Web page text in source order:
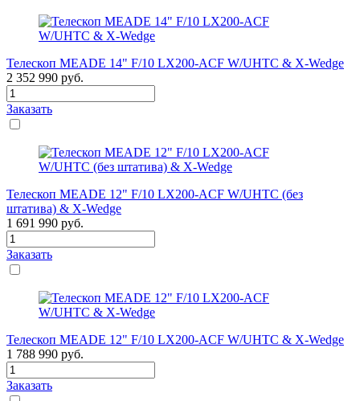
Телескоп MEADE 14" F/10 LX200-ACF W/UHTC & X-Wedge
2 352 990 руб.
Заказать
Телескоп MEADE 12" F/10 LX200-ACF W/UHTC (без
штатива) & X-Wedge
1 691 990 руб.
Заказать
Телескоп MEADE 12" F/10 LX200-ACF W/UHTC & X-Wedge
1 788 990 руб.
Заказать